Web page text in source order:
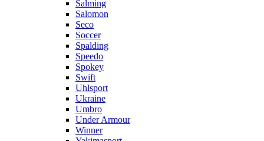
Salming
Salomon
Seco
Soccer
Spalding
Speedo
Spokey
Swift
Uhlsport
Ukraine
Umbro
Under Armour
Winner